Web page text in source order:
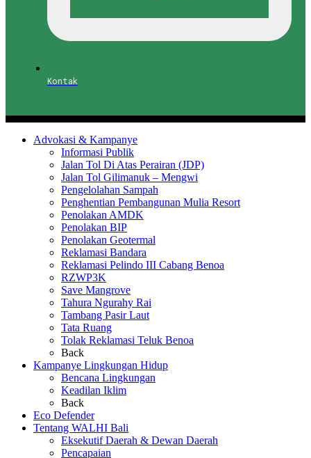
Kontak
Advokasi & Kampanye
Informasi Publik
Jalan Tol Di Atas Perairan (JDP)
Jalan Tol Gilimanuk – Mengwi
Pengelolahan Sampah
Penghentian Pembangunan Mulia Resort
Penolakan AMDK
Penolakan BIP
Penolakan Geotermal
Reklamasi Bandara
Reklamasi Pelindo III Cabang Benoa
RZWP3K
Save Mangrove
Tahura Ngurahy Rai
Tambang Pasir Laut
Tata Ruang
Tolak Reklamasi Teluk Benoa
Back
Kampanye Lingkungan Hidup
Bencana Lingkungan
Keadilan Iklim
Back
Eco Defender
Tentang WALHI Bali
Eksekutif Daerah & Dewan Daerah
Pencapaian